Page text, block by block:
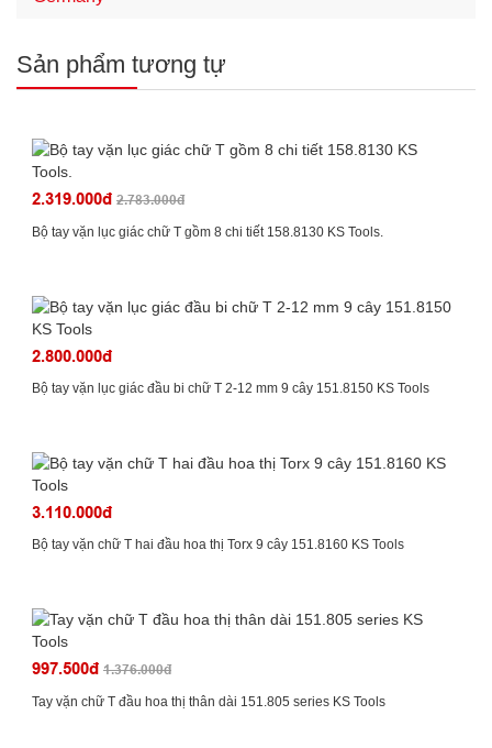
Sản phẩm tương tự
2.319.000đ 2.783.000đ
Bộ tay vặn lục giác chữ T gồm 8 chi tiết 158.8130 KS Tools.
2.800.000đ
Bộ tay vặn lục giác đầu bi chữ T 2-12 mm 9 cây 151.8150 KS Tools
3.110.000đ
Bộ tay vặn chữ T hai đầu hoa thị Torx 9 cây 151.8160 KS Tools
997.500đ 1.376.000đ
Tay vặn chữ T đầu hoa thị thân dài 151.805 series KS Tools